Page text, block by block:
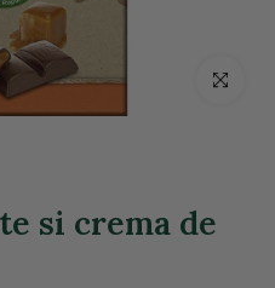
Click
si crema de